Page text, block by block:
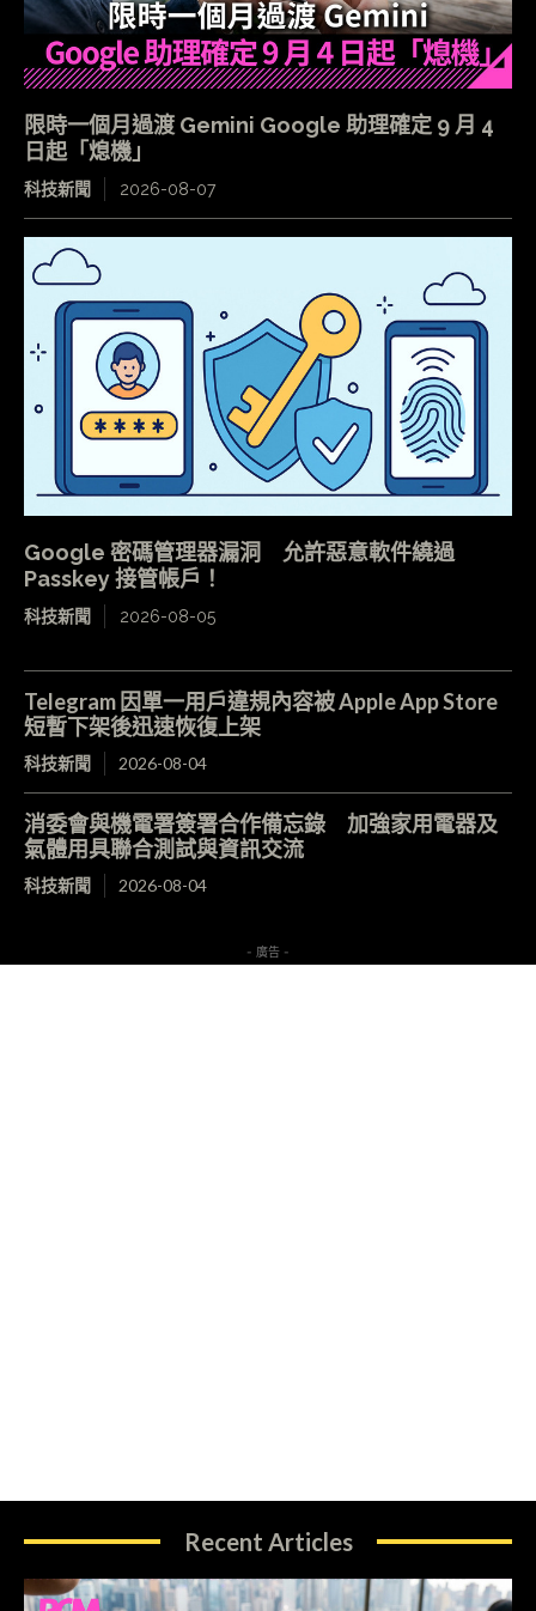
限時一個月過渡 Gemini Google 助理確定 9 月 4
日起「熄機」
科技新聞 2026-08-07
Google 密碼管理器漏洞 允許惡意軟件繞過
Passkey 接管帳戶！
科技新聞 2026-08-05
Telegram 因單一用戶違規內容被 Apple App Store
短暫下架後迅速恢復上架
科技新聞 2026-08-04
消委會與機電署簽署合作備忘錄 加強家用電器及
氣體用具聯合測試與資訊交流
科技新聞 2026-08-04
- 廣告 -
Recent Articles